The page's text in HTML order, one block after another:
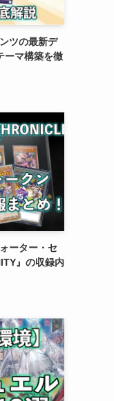
ツの最新デ
ーマ構築を徹
ーター・セ
』の収録内